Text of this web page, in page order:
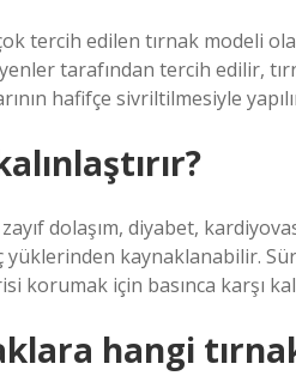
tercih edilen tırnak modeli
tarafından tercih edilir,
hafifçe sivriltilmesiyle
zayıf dolaşım, diyabet,
yüklerinden kaynaklanabilir.
korumak için basınca karşı
hangi